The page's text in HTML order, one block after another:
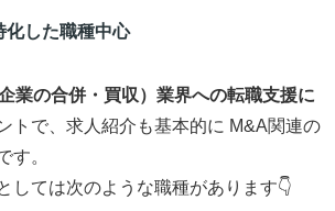
化した職種中心
業の合併・買収）業界への転職支援に
トで、求人紹介も基本的に M&A関連の
す。
しては次のような職種があります👇